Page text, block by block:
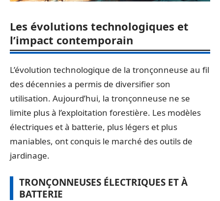
Les évolutions technologiques et
l’impact contemporain
L’évolution technologique de la tronçonneuse au fil
des décennies a permis de diversifier son
utilisation. Aujourd’hui, la tronçonneuse ne se
limite plus à l’exploitation forestière. Les modèles
électriques et à batterie, plus légers et plus
maniables, ont conquis le marché des outils de
jardinage.
TRONÇONNEUSES ÉLECTRIQUES ET À
BATTERIE